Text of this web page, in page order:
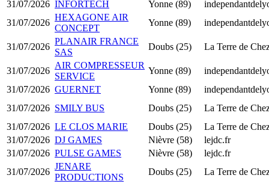
31/07/2026 INFORTECH Yonne (89)
31/07/2026
HEXAGONE AIR
CONCEPT
Yonne (89)
31/07/2026
PLANAIR FRANCE
SAS
Doubs (25) La Terre de
31/07/2026
AIR COMPRESSEUR
SERVICE
Yonne (89)
31/07/2026 GUERNET Yonne (89)
31/07/2026 SMILY BUS Doubs (25)
La Terre de
31/07/2026 LE CLOS MARIE Doubs (25)
La Terre de
31/07/2026 DJ GAMES Nièvre (58)
lejdc.fr
31/07/2026 PULSE GAMES Nièvre (58)
lejdc.fr
31/07/2026
JENARE
PRODUCTIONS
Doubs (25) La Terre de